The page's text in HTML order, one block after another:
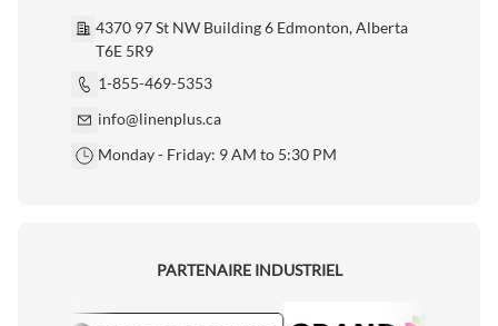
4370 97 St NW Building 6 Edmonton, Alberta
T6E 5R9
1-855-469-5353
info@linenplus.ca
Monday - Friday: 9 AM to 5:30 PM
PARTENAIRE INDUSTRIEL